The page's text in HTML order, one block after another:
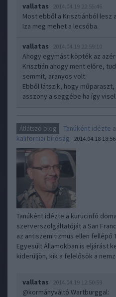
vallatas 2014.04.19 22:55:46
Most ebből a Krisztiánból lesz
Iza meg mehet a lecsóba.
vallatas 2014.04.19 22:59:10
Ahogy egymást köpték az
Krisztián ahogy ment előre,
semmit, aranyos volt.
Ebből látszik, hogy
asszony a seggébe ha így
Átlátszó blog
Tanúként idézte
kaliforniai bíróság
2014.04.18
Tanúként idézte a kurucinfó
szerverszolgáltatóját a San
az antiszemitizmus ellen fellépő
Egyesült Államokban is eljárást
kiderüljön, kik a felelősök a
vallatas 2014.04.19 12:50:59
@kormányváltó Wartburggal: